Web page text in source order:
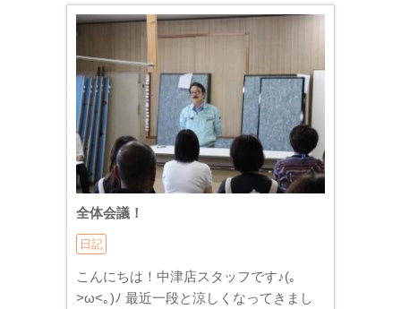
全体会議！
日記
こんにちは！中津店スタッフです♪(｡
>ω<｡)ﾉ 最近一段と涼しくなってきまし